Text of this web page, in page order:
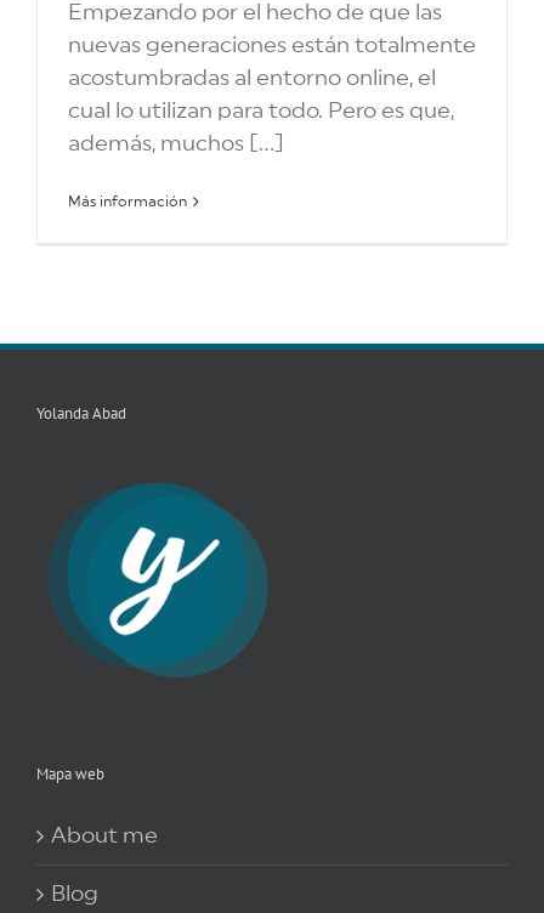
Empezando por el hecho de que las
nuevas generaciones están totalmente
acostumbradas al entorno online, el
cual lo utilizan para todo. Pero es que,
además, muchos [...]
Más información
Yolanda Abad
Mapa web
About me
Blog